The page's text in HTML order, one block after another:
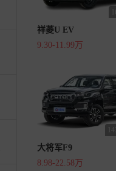
祥菱U EV
9.30-11.99万
大将军F9
8.98-22.58万